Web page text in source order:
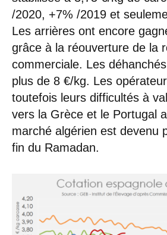
/2020, +7% /2019 et
Les arrières ont encore
grâce à la réouverture de la
commerciale. Les
plus de 8 €/kg. Les
toutefois leurs difficultés à
vers la Grèce et le Portugal
marché algérien est devenu
fin du Ramadan.